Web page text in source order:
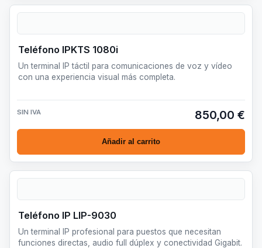
Teléfono IPKTS 1080i
Un terminal IP táctil para comunicaciones de voz y vídeo
con una experiencia visual más completa.
SIN IVA 850,00 €
Añadir al carrito
Teléfono IP LIP-9030
Un terminal IP profesional para puestos que necesitan
funciones directas, audio full dúplex y conectividad Gigabit.